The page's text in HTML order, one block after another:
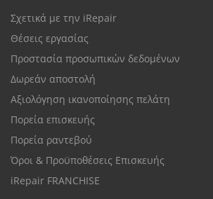
Σχετικά με την iRepair
Θέσεις εργασίας
Προστασία προσωπικών δεδομένων
Δωρεάν αποστολή
Αξιολόγηση ικανοποίησης πελάτη
Πορεία επισκευής
Πορεία ραντεβού
Όροι & Προϋποθέσεις Επισκευής
iRepair FRANCHISE